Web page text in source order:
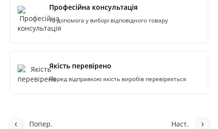
Професійна консультація
та допомога у виборі відповідного товару
Якість перевірено
Перед відправкою якість виробів перевіряється
Попер. Наст.